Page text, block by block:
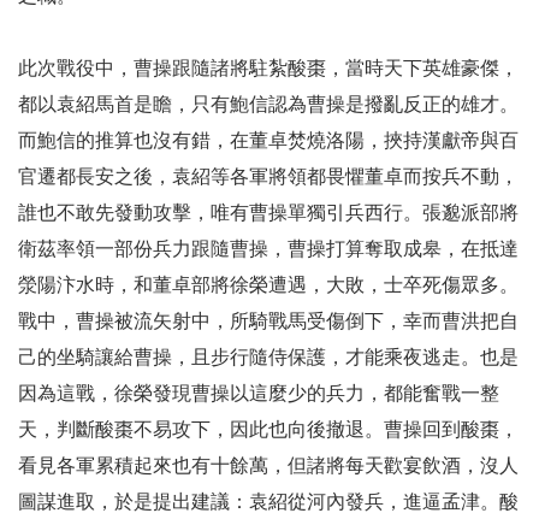
此次戰役中，曹操跟隨諸將駐紮酸棗，當時天下英雄豪傑，
都以袁紹馬首是瞻，只有鮑信認為曹操是撥亂反正的雄才。
而鮑信的推算也沒有錯，在董卓焚燒洛陽，挾持漢獻帝與百
官遷都長安之後，袁紹等各軍將領都畏懼董卓而按兵不動，
誰也不敢先發動攻擊，唯有曹操單獨引兵西行。張邈派部將
衛茲率領一部份兵力跟隨曹操，曹操打算奪取成皋，在抵達
滎陽汴水時，和董卓部將徐榮遭遇，大敗，士卒死傷眾多。
戰中，曹操被流矢射中，所騎戰馬受傷倒下，幸而曹洪把自
己的坐騎讓給曹操，且步行隨侍保護，才能乘夜逃走。也是
因為這戰，徐榮發現曹操以這麼少的兵力，都能奮戰一整
天，判斷酸棗不易攻下，因此也向後撤退。曹操回到酸棗，
看見各軍累積起來也有十餘萬，但諸將每天歡宴飲酒，沒人
圖謀進取，於是提出建議：袁紹從河內發兵，進逼孟津。酸